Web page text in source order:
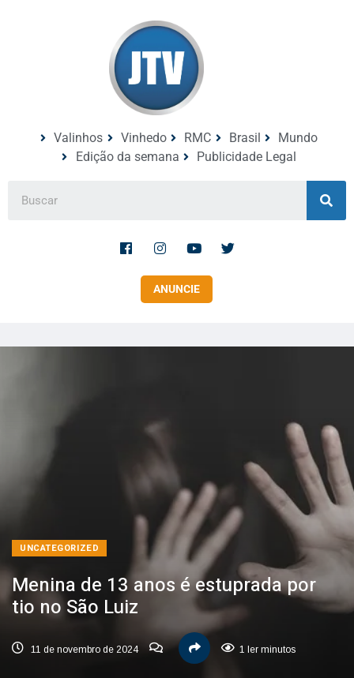
Valinhos Vinhedo RMC Brasil
Mundo
Edição da semana
Publicidade Legal
ANUNCIE
UNCATEGORIZED
Menina de 13 anos é estuprada por
tio no São Luiz
11 de novembro de 2024 1 ler minutos